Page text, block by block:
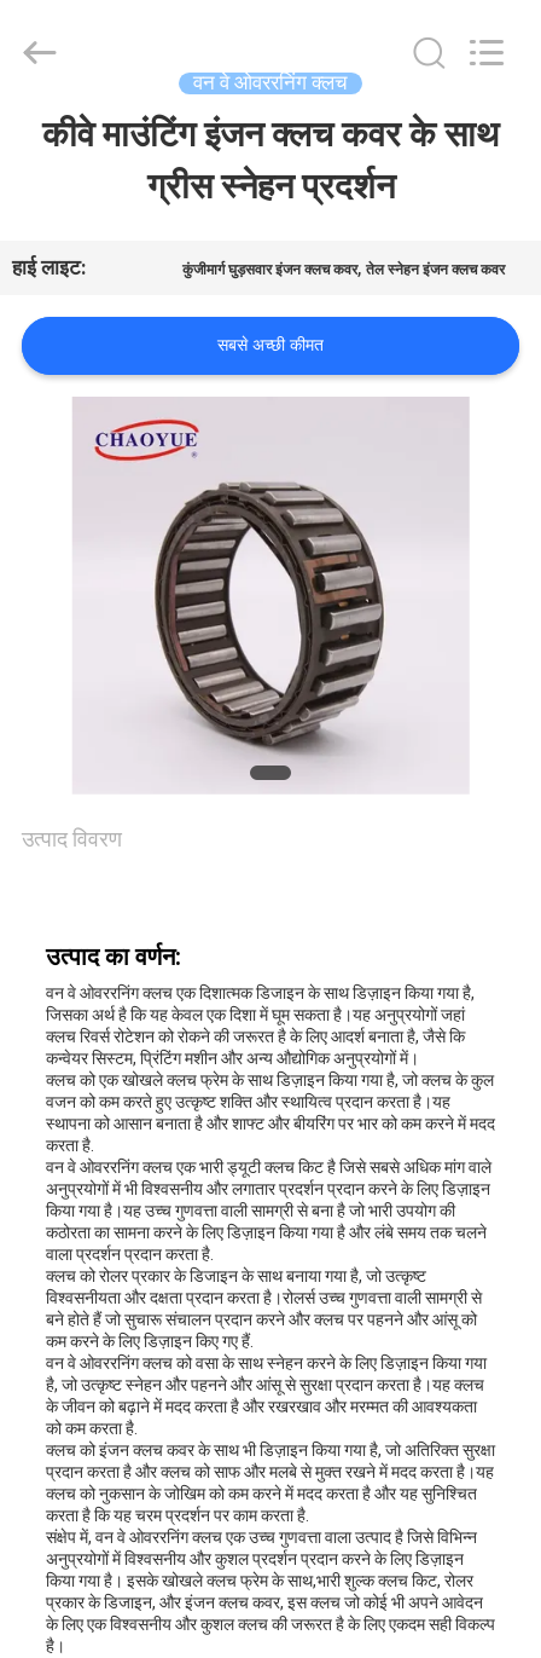
हमारे
बारे
करें
मामलों
एक
उद्धरण
का
अनुरोध
करें
साइटमैप
PRIVACY
POLICY
Chaoyue
Clutch
वन वे ओवररनिंग क्लच
कीवे माउंटिंग इंजन क्लच कवर के साथ
ग्रीस स्नेहन प्रदर्शन
हाई लाइट: कुंजीमार्ग घुड़सवार इंजन क्लच कवर,तेल स्नेहन इंजन क्लच कवर
सबसे अच्छी कीमत
उत्पाद विवरण
उत्पाद का वर्णन:
वन वे ओवररनिंग क्लच एक दिशात्मक डिजाइन के साथ डिज़ाइन किया गया है,
जिसका अर्थ है कि यह केवल एक दिशा में घूम सकता है।यह अनुप्रयोगों जहां
क्लच रिवर्स रोटेशन को रोकने की जरूरत है के लिए आदर्श बनाता है, जैसे कि
कन्वेयर सिस्टम, प्रिंटिंग मशीन और अन्य औद्योगिक अनुप्रयोगों में।
क्लच को एक खोखले क्लच फ्रेम के साथ डिज़ाइन किया गया है, जो क्लच के कुल
वजन को कम करते हुए उत्कृष्ट शक्ति और स्थायित्व प्रदान करता है।यह
स्थापना को आसान बनाता है और शाफ्ट और बीयरिंग पर भार को कम करने में मदद
करता है.
वन वे ओवररनिंग क्लच एक भारी ड्यूटी क्लच किट है जिसे सबसे अधिक मांग वाले
अनुप्रयोगों में भी विश्वसनीय और लगातार प्रदर्शन प्रदान करने के लिए डिज़ाइन
किया गया है।यह उच्च गुणवत्ता वाली सामग्री से बना है जो भारी उपयोग की
कठोरता का सामना करने के लिए डिज़ाइन किया गया है और लंबे समय तक चलने
वाला प्रदर्शन प्रदान करता है.
क्लच को रोलर प्रकार के डिजाइन के साथ बनाया गया है, जो उत्कृष्ट
विश्वसनीयता और दक्षता प्रदान करता है।रोलर्स उच्च गुणवत्ता वाली सामग्री से
बने होते हैं जो सुचारू संचालन प्रदान करने और क्लच पर पहनने और आंसू को
कम करने के लिए डिज़ाइन किए गए हैं.
वन वे ओवररनिंग क्लच को वसा के साथ स्नेहन करने के लिए डिज़ाइन किया गया
है, जो उत्कृष्ट स्नेहन और पहनने और आंसू से सुरक्षा प्रदान करता है।यह क्लच
के जीवन को बढ़ाने में मदद करता है और रखरखाव और मरम्मत की आवश्यकता
को कम करता है.
क्लच को इंजन क्लच कवर के साथ भी डिज़ाइन किया गया है, जो अतिरिक्त सुरक्षा
प्रदान करता है और क्लच को साफ और मलबे से मुक्त रखने में मदद करता है।यह
क्लच को नुकसान के जोखिम को कम करने में मदद करता है और यह सुनिश्चित
करता है कि यह चरम प्रदर्शन पर काम करता है.
संक्षेप में, वन वे ओवररनिंग क्लच एक उच्च गुणवत्ता वाला उत्पाद है जिसे विभिन्न
अनुप्रयोगों में विश्वसनीय और कुशल प्रदर्शन प्रदान करने के लिए डिज़ाइन
किया गया है। इसके खोखले क्लच फ्रेम के साथ,भारी शुल्क क्लच किट, रोलर
प्रकार के डिजाइन, और इंजन क्लच कवर, इस क्लच जो कोई भी अपने आवेदन
के लिए एक विश्वसनीय और कुशल क्लच की जरूरत है के लिए एकदम सही विकल्प
है।